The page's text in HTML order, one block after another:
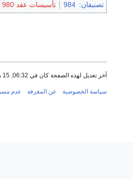
تصنيفان:
984 تأسيسات عقد 980
آخر تعديل لهذه الصفحة كان في 06:32, 15 مارس 2010.
سياسة الخصوصية عن المعرفة عدم